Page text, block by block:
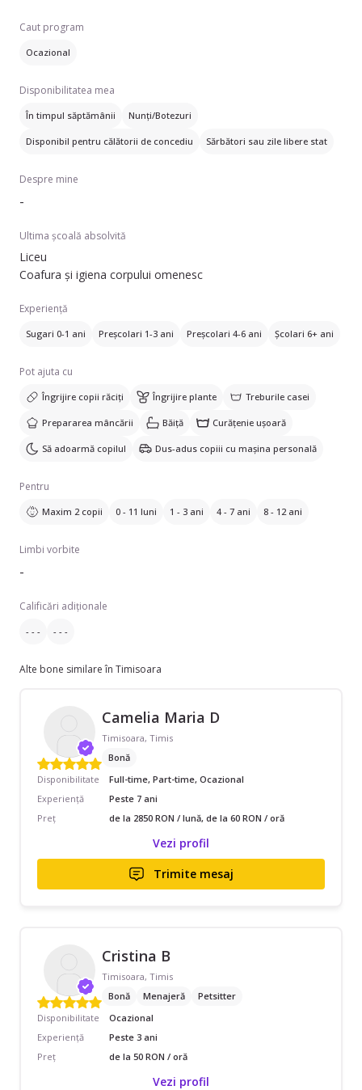
o lista cu tot programul copilului pe toată ziua.
Caut program
Ocazional
Disponibilitatea mea
În timpul săptămânii Nunți/Botezuri
Disponibil pentru călătorii de concediu Sărbători sau zile libere stat
Despre mine
-
Ultima școală absolvită
Liceu
Coafura și igiena corpului omenesc
Experiență
Sugari 0-1 ani Preșcolari 1-3 ani Preșcolari 4-6 ani Școlari 6+ ani
Pot ajuta cu
Îngrijire copii răciți Îngrijire plante Treburile casei
Prepararea mâncării Băiță Curățenie ușoară
Să adoarmă copilul Dus-adus copiii cu mașina personală
Pentru
Maxim 2 copii 0 - 11 luni 1 - 3 ani 4 - 7 ani 8 - 12 ani
Limbi vorbite
-
Calificări adiționale
- - - - - -
Alte bone similare în Timisoara
Camelia Maria D
Timisoara, Timis
Bonă
Disponibilitate
Full-time, Part-time, Ocazional
Experiență
Peste 7 ani
Preț
de la 2850 RON / lună, de la 60 RON / oră
Vezi profil
Trimite mesaj
Cristina B
Timisoara, Timis
Bonă
Menajeră
Petsitter
Disponibilitate
Ocazional
Experiență
Peste 3 ani
Preț
de la 50 RON / oră
Vezi profil